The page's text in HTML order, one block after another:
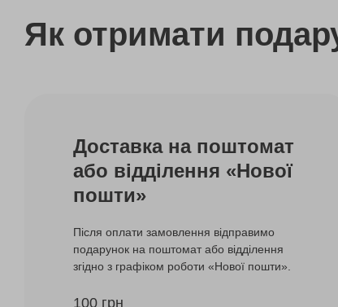
Як отримати
Доставка на поштомат
або відділення «Нової
пошти»
Після оплати замовлення відправимо
подарунок на поштомат або відділення
згідно з графіком роботи «Нової пошти».
100 грн